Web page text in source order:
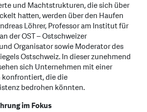
und Machtstrukturen, die sich über
hatten, werden über den Haufen
Löhrer, Professor am Institut für
der OST – Ostschweizer
Organisator sowie Moderator des
Ostschweiz. In dieser zunehmend
sich Unternehmen mit einer
konfrontiert, die die
bedrohen könnten.
im Fokus